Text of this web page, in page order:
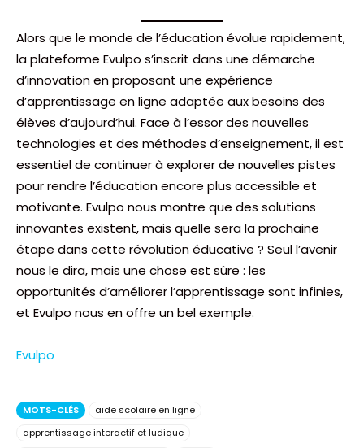
Alors que le monde de l’éducation évolue rapidement,
la plateforme Evulpo s’inscrit dans une démarche
d’innovation en proposant une expérience
d’apprentissage en ligne adaptée aux besoins des
élèves d’aujourd’hui. Face à l’essor des nouvelles
technologies et des méthodes d’enseignement, il est
essentiel de continuer à explorer de nouvelles pistes
pour rendre l’éducation encore plus accessible et
motivante. Evulpo nous montre que des solutions
innovantes existent, mais quelle sera la prochaine
étape dans cette révolution éducative ? Seul l’avenir
nous le dira, mais une chose est sûre : les
opportunités d’améliorer l’apprentissage sont infinies,
et Evulpo nous en offre un bel exemple.
Evulpo
MOTS-CLÉS
aide scolaire en ligne
apprentissage interactif et ludique